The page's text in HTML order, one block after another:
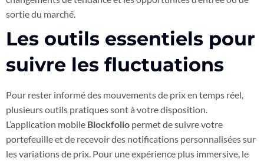
sortie du marché.
Les outils essentiels pour
suivre les fluctuations
Pour rester informé des mouvements de prix en temps réel,
plusieurs outils pratiques sont à votre disposition.
L’application mobile Blockfolio permet de suivre votre
portefeuille et de recevoir des notifications personnalisées sur
les variations de prix. Pour une expérience plus immersive, le